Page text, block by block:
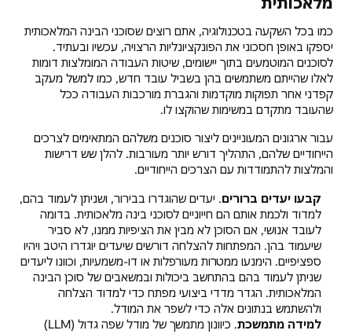
כמו בכל השקעה בטכנולוגיה, אתם רוצים שסוכני הבינה המלאכותית
יספקו באופן חסכוני את הפונקציונליות הרצויה, עכשיו ובעתיד.
לסוכנים המוטמעים בתוך יישומים, שיטות העבודה המומלצות דומות
לאלו שהייתם משתמשים בהן בשביל עובד חדש, כמו למשל מעקב
קפדני אחר תפוקות מוקדמות והגברת מורכבות העבודה ככל
שהעובד מתקדם במשימות שהוקצו לו.
עבור ארגונים המעוניינים ליצור סוכנים משלהם המתאימים לצרכים
הייחודיים שלהם, התהליך דורש יותר מעורבות. להלן שש דרישות
והמלצות להתמודדות עם הצרכים הייחודיים.
קבעו יעדים ברורים. יעדים שהוגדרו בבירור, ושניתן לעמוד בהם,
למדוד ולכמת אותם הם חייוניים לסוכני בינה מלאכותית. בדומה
לעובד אנושי, אם הסוכן לא מבין את הציפיות ממנו, לא סביר
שיעמוד בהן. המפתחות להצלחה דורשים שיעדים יוגדרו היטב ויהיו
ספציפיים. הימנעו ממטרות מעורפלות או דו-משמעיות, וכוונו ליעדים
שניתן לעמוד בהם בהתחשב ביכולות ובמשאבים של סוכן הבינה
המלאכותית. הגדר מדדי ביצועי מפתח כדי למדוד הצלחה
ולהשתמש בנתונים אלה כדי לשפר את המודל.
למידה מתמשכת
. כיוונון מתמשך של מודל שפה גדול (LLM)